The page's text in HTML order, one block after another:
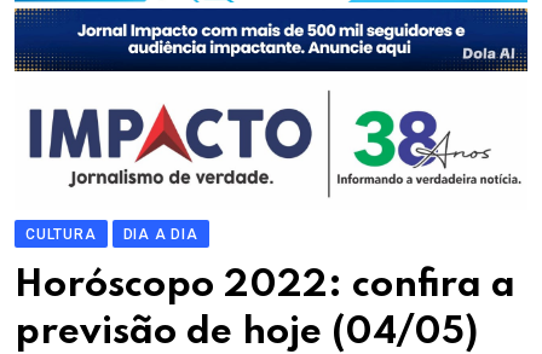
CULTURA DIA A DIA
Horóscopo 2022: confira a
previsão de hoje (04/05)